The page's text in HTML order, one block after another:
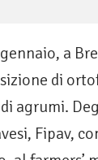
a
di
agrumi.
Fipav,